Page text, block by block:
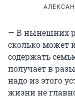
— В нынешних
сколько может
содержать
получает в
надо из этого
жизни не